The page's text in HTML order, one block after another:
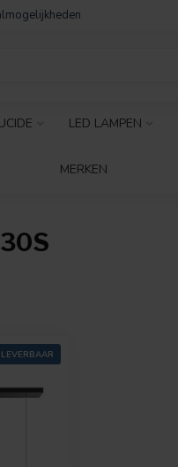
LED LAMPEN
MERKEN